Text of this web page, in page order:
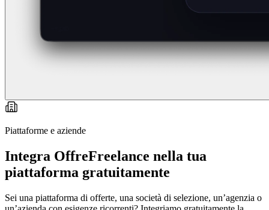
Piattaforme e aziende
Integra OffreFreelance nella tua
piattaforma gratuitamente
Sei una piattaforma di offerte, una società di selezione, un’agenzia o